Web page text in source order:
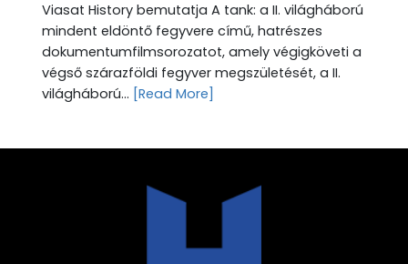
Viasat History bemutatja A tank: a II. világháború
mindent eldöntő fegyvere című, hatrészes
dokumentumfilmsorozatot, amely végigköveti a
végső szárazföldi fegyver megszületését, a II.
világháború... [Read More]